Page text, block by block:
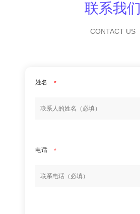
联系我们
CONTACT US
姓名 *
电话 *